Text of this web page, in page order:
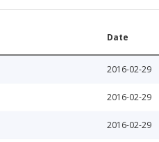
Date
2016-02-29
2016-02-29
2016-02-29